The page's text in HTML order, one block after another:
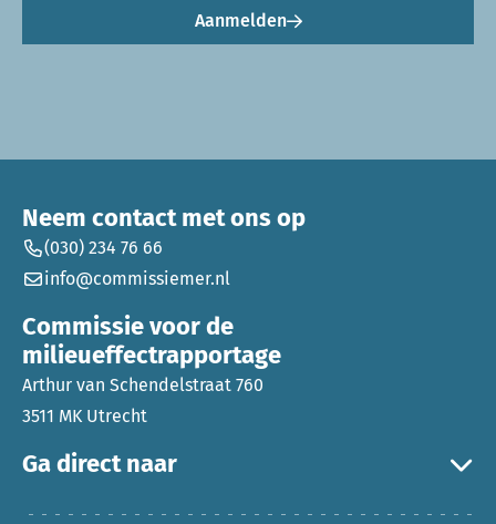
Aanmelden
Ga direct naar
Neem contact met ons op
(030) 234 76 66
info@commissiemer.nl
Commissie voor de
milieueffectrapportage
Arthur van Schendelstraat 760
3511 MK Utrecht